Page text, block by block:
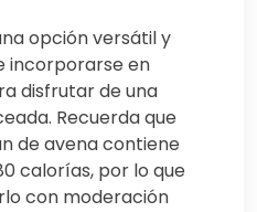
opción versátil y
incorporarse en
disfrutar de una
Recuerda que
de avena contiene
calorías, por lo que
con moderación